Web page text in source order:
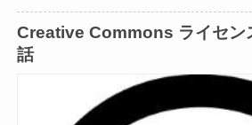
稿
日
Creative Commons ライセン
話